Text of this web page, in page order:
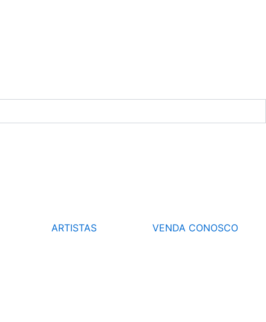
ARTISTAS VENDA CONOSCO